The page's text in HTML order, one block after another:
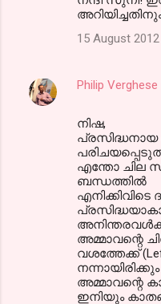
15 August
Philip Verghese
നിഷ,
എന്തോ ചില
ബന്ധത്തില്‍
അമ്മാവന്റെ
വശത്തേക്ക്
നന്നായിരിക്കും
അമ്മാവന്റെ
ഇനിയും